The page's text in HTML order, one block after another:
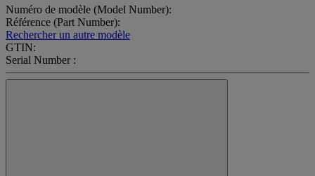
Numéro de modèle (Model Number):
Référence (Part Number):
Rechercher un autre modèle
GTIN:
Serial Number :